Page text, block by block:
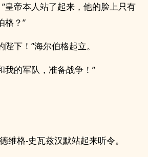
皇帝本人站了起来，他的脸上只有
格？”
下！”海尔伯格起立。
我的军队，准备战争！”
维格-史瓦兹汉默站起来听令。